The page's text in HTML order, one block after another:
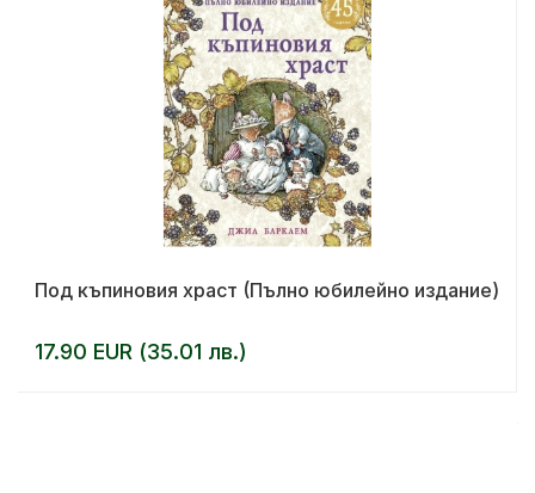
Под къпиновия храст (Пълно юбилейно издание)
17.90 EUR (35.01 лв.)